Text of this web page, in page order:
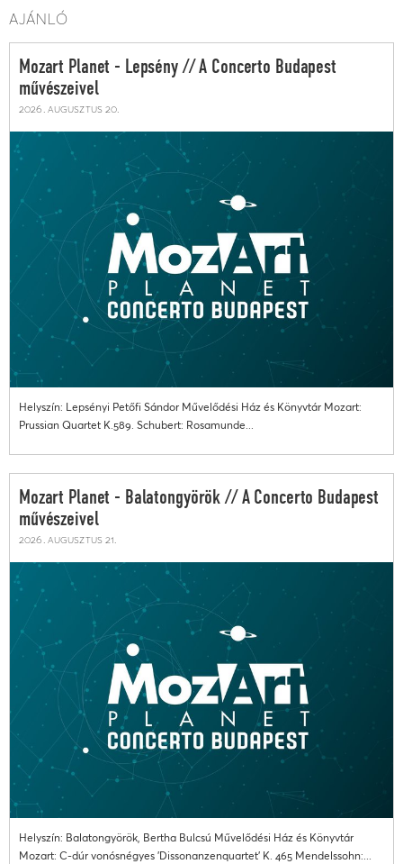
AJÁNLÓ
Mozart Planet - Lepsény // A Concerto Budapest
művészeivel
2026. augusztus 20.
Helyszín: Lepsényi Petőfi Sándor Művelődési Ház és Könyvtár Mozart:
Prussian Quartet K.589. Schubert: Rosamunde...
Mozart Planet - Balatongyörök // A Concerto Budapest
művészeivel
2026. augusztus 21.
Helyszín: Balatongyörök, Bertha Bulcsú Művelődési Ház és Könyvtár
Mozart: C-dúr vonósnégyes 'Dissonanzenquartet' K. 465 Mendelssohn:...